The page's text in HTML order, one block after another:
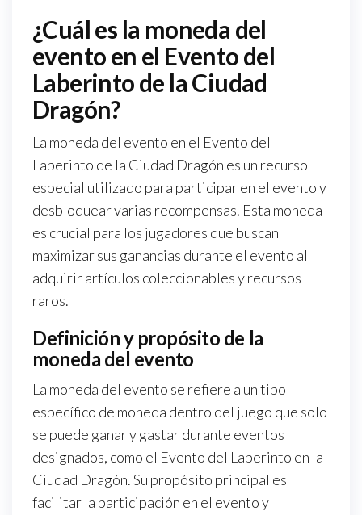
¿Cuál es la moneda del
evento en el Evento del
Laberinto de la Ciudad
Dragón?
La moneda del evento en el Evento del
Laberinto de la Ciudad Dragón es un recurso
especial utilizado para participar en el evento y
desbloquear varias recompensas. Esta moneda
es crucial para los jugadores que buscan
maximizar sus ganancias durante el evento al
adquirir artículos coleccionables y recursos
raros.
Definición y propósito de la
moneda del evento
La moneda del evento se refiere a un tipo
específico de moneda dentro del juego que solo
se puede ganar y gastar durante eventos
designados, como el Evento del Laberinto en la
Ciudad Dragón. Su propósito principal es
facilitar la participación en el evento y